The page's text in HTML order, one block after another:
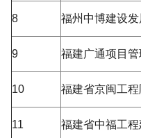
8 福州中博建设发
9 福建广通项目管
10 福建省京闽工程
11 福建省中福工